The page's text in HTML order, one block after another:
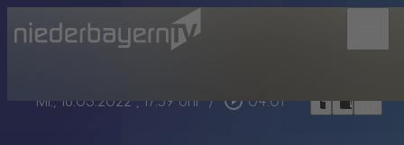
Mi., 16.03.2022 , 17:59 Uhr / play_circle_outline 04:01 headphoneschrome_reader_modebookmark_border